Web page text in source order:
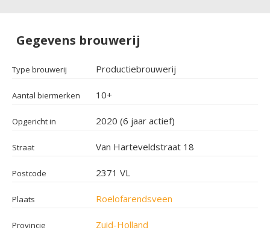
Gegevens brouwerij
Type brouwerij Productiebrouwerij
Aantal biermerken 10+
Opgericht in 2020 (6 jaar actief)
Straat Van Harteveldstraat 18
Postcode 2371 VL
Plaats Roelofarendsveen
Provincie Zuid-Holland